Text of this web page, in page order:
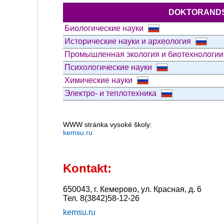
Биологические науки
Исторические науки и археология
Промышленная экология и биотехнологии
Психологические науки
Химические науки
Электро- и теплотехника
WWW stránka vysoké školy:
kemsu.ru
Kontakt:
650043, г. Кемерово, ул. Красная, д. 6
Тел. 8(3842)58-12-26
kemsu.ru